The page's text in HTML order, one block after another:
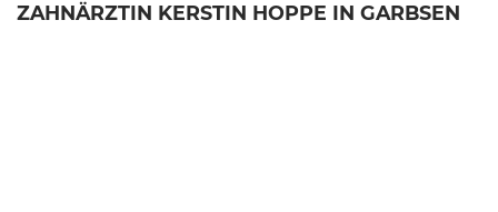
ZAHNÄRZTIN KERSTIN HOPPE IN GARBSEN